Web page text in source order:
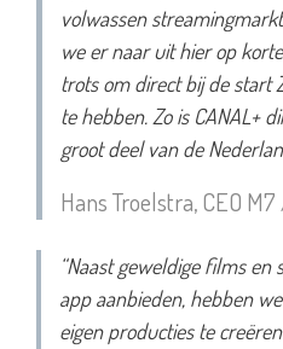
volwassen
we er naar uit hier op
trots om direct bij de start
te hebben. Zo is CANAL+
groot deel van de
Hans Troelstra, CEO
“Naast geweldige films en
app aanbieden, hebben
eigen producties te